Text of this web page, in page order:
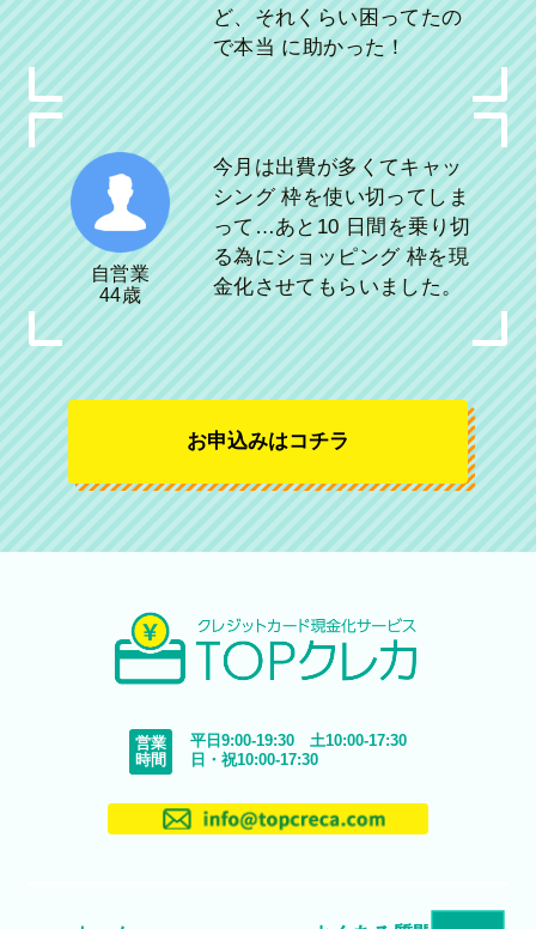
ど、それくらい困ってたの
で本当 に助かった！
自営業
44歳
今月は出費が多くてキャッ
シング 枠を使い切ってしま
って…あと10 日間を乗り切
る為にショッピング 枠を現
金化させてもらいました。
お申込みはコチラ
営業
時間
平日9:00-19:30 土10:00-17:30
日・祝10:00-17:30